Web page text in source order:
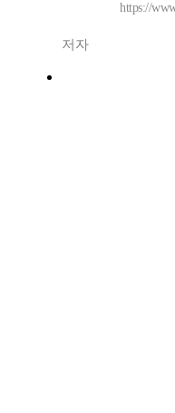
https://
저자